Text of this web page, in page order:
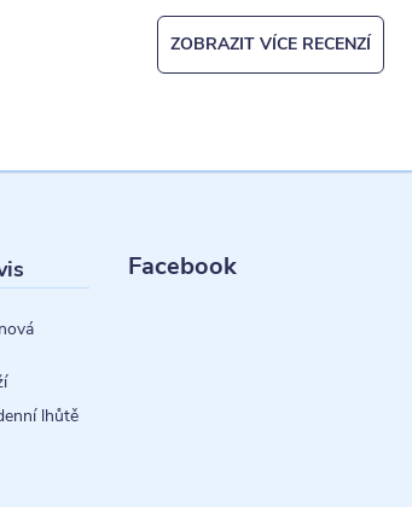
ZOBRAZIT VÍCE RECENZÍ
lhůtě
Facebook